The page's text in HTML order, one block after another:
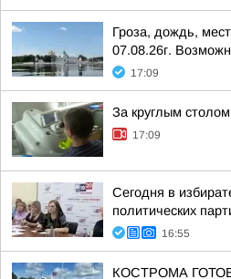
Гроза, дождь,
07.08.26г.
17:09
За круглым
17:09
Сегодня в
политических
16:55
КОСТРОМА